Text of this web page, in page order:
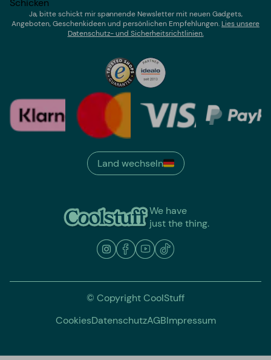
Schicken
Ja, bitte schickt mir spannende Newsletter mit neuen Gadgets,
Angeboten, Geschenkideen und persönlichen Empfehlungen. Lies unsere
Datenschutz- und Sicherheitsrichtlinien.
We have
just the thing.
Land wechseln
© Copyright CoolStuff
CookiesDatenschutzAGBImpressum